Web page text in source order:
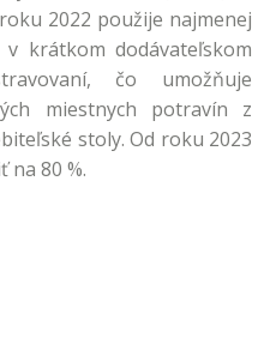
2022 použije najmenej
krátkom dodávateľskom
čo umožňuje
miestnych potravín z
stoly. Od roku 2023
na 80 %.